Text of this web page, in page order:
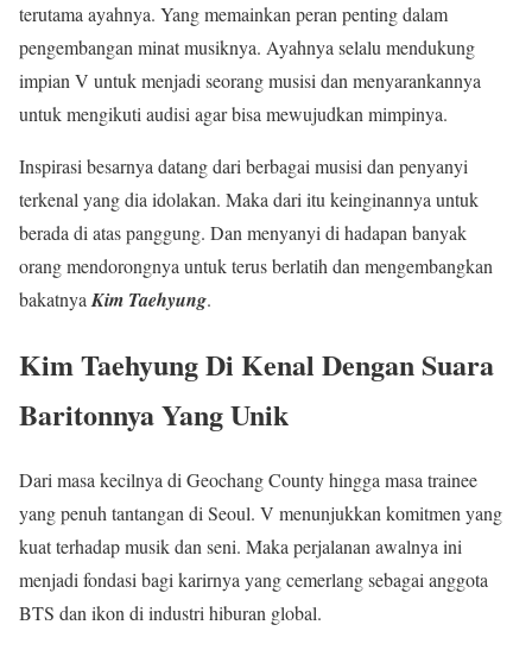
terutama ayahnya. Yang memainkan peran penting dalam
pengembangan minat musiknya. Ayahnya selalu mendukung
impian V untuk menjadi seorang musisi dan menyarankannya
untuk mengikuti audisi agar bisa mewujudkan mimpinya.
Inspirasi besarnya datang dari berbagai musisi dan penyanyi
terkenal yang dia idolakan. Maka dari itu keinginannya untuk
berada di atas panggung. Dan menyanyi di hadapan banyak
orang mendorongnya untuk terus berlatih dan mengembangkan
bakatnya Kim Taehyung.
Kim Taehyung Di Kenal Dengan Suara
Baritonnya Yang Unik
Dari masa kecilnya di Geochang County hingga masa trainee
yang penuh tantangan di Seoul. V menunjukkan komitmen yang
kuat terhadap musik dan seni. Maka perjalanan awalnya ini
menjadi fondasi bagi karirnya yang cemerlang sebagai anggota
BTS dan ikon di industri hiburan global.